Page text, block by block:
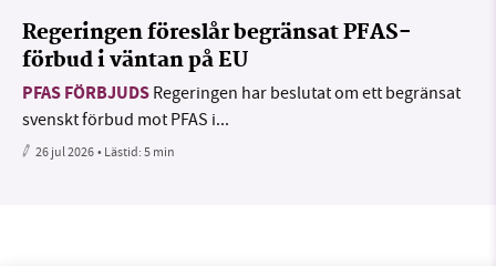
Regeringen föreslår begränsat PFAS-
förbud i väntan på EU
PFAS FÖRBJUDS Regeringen har beslutat om ett begränsat
svenskt förbud mot PFAS i...
26 jul 2026• Lästid:5 min